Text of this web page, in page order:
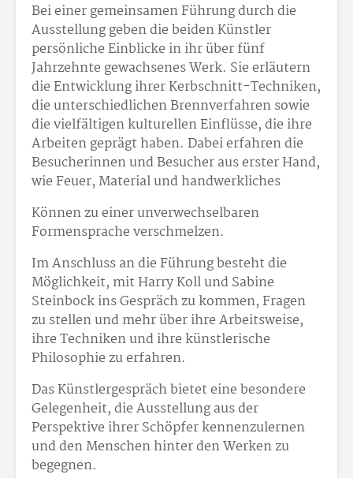
Bei einer gemeinsamen Führung durch die
Ausstellung geben die beiden Künstler
persönliche Einblicke in ihr über fünf
Jahrzehnte gewachsenes Werk. Sie erläutern
die Entwicklung ihrer Kerbschnitt-Techniken,
die unterschiedlichen Brennverfahren sowie
die vielfältigen kulturellen Einflüsse, die ihre
Arbeiten geprägt haben. Dabei erfahren die
Besucherinnen und Besucher aus erster Hand,
wie Feuer, Material und handwerkliches
Können zu einer unverwechselbaren
Formensprache verschmelzen.
Im Anschluss an die Führung besteht die
Möglichkeit, mit Harry Koll und Sabine
Steinbock ins Gespräch zu kommen, Fragen
zu stellen und mehr über ihre Arbeitsweise,
ihre Techniken und ihre künstlerische
Philosophie zu erfahren.
Das Künstlergespräch bietet eine besondere
Gelegenheit, die Ausstellung aus der
Perspektive ihrer Schöpfer kennenzulernen
und den Menschen hinter den Werken zu
begegnen.